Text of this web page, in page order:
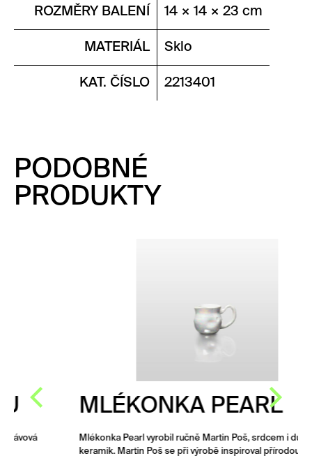
ROZMĚRY BALENÍ 14 × 14 × 23 cm
MATERIÁL Sklo
KAT. ČÍSLO 2213401
PODOBNÉ
PRODUKTY
MLÉKONKA PEARL
Mlékonka Pearl vyrobil ručně Martin Poš, srdcem i duší
keramik. Martin Poš se při výrobě inspiroval přírodou…